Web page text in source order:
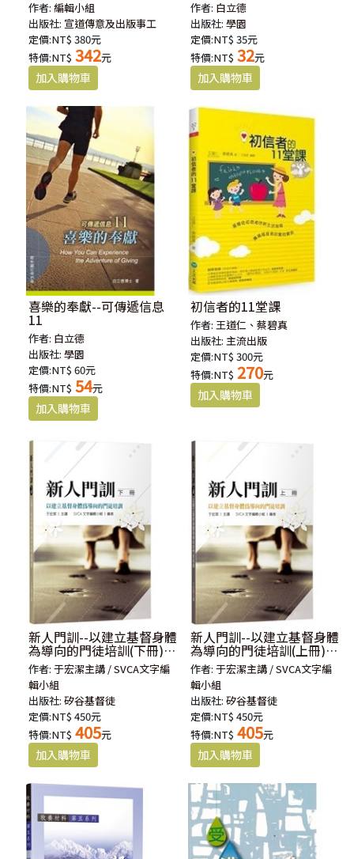
作者:編輯小組
出版社: 宣道傳意及出版事工
定價:NT$ 380元
特價:NT$ 342元
作者: 白立德
出版社:學園
定價:NT$ 35元
特價:NT$ 32元
喜樂的奉獻--可傳遞信息
11
作者: 白立德
出版社:學園
定價:NT$ 60元
特價:NT$ 54元
初信者的11堂課
作者:王道仁、蔡碧真
出版社:主流出版
定價:NT$ 300元
特價:NT$ 270元
新人門訓--以建立基督身體
為導向的門徒培訓(下冊)
(繁體版)
作者:于宏潔主講 / SVCA文字編
輯小組
出版社:矽谷基督徒
定價:NT$ 450元
特價:NT$ 405元
新人門訓--以建立基督身體
為導向的門徒培訓(上冊)
(繁體版)
作者:于宏潔主講 / SVCA文字編
輯小組
出版社:矽谷基督徒
定價:NT$ 450元
特價:NT$ 405元